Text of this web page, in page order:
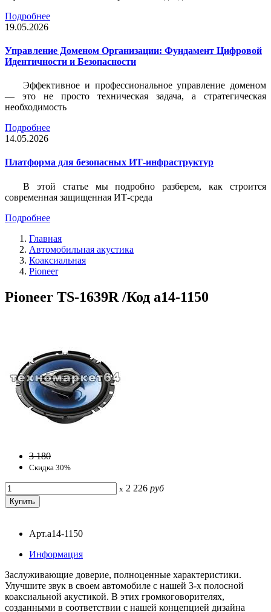
Подробнее
19.05.2026
Управление Доменом Организации: Фундамент Цифровой
Идентичности и Безопасности
Эффективное и профессиональное управление доменом
— это не просто техническая задача, а стратегическая
необходимость
Подробнее
14.05.2026
Платформа для безопасных ИТ-инфраструктур
В этой статье мы подробно разберем, как строится
современная защищенная ИТ-среда
Подробнее
Главная
Автомобильная акустика
Коаксиальная
Pioneer
Pioneer TS-1639R /Код a14-1150
3 180
Скидка 30%
x 2 226 руб
Арт.a14-1150
Информация
Заслуживающие доверие, полноценные характеристики.
Улучшите звук в своем автомобиле с нашей 3-х полосной
коаксиальной акустикой. В этих громкоговорителях,
созданными в соответствии с нашей концепцией дизайна